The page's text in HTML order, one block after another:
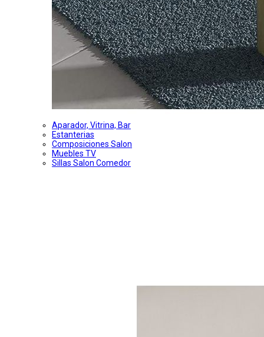
Aparador, Vitrina, Bar
Estanterias
Composiciones Salon
Muebles TV
Sillas Salon Comedor